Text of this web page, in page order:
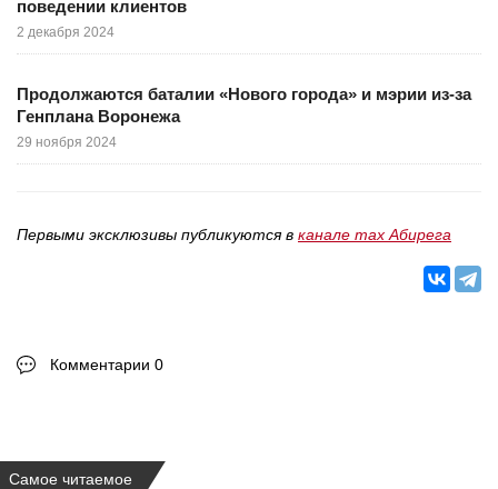
поведении клиентов
2 декабря 2024
Продолжаются баталии «Нового города» и мэрии из-за
Генплана Воронежа
29 ноября 2024
Первыми эксклюзивы публикуются в канале max Абирега
Комментарии 0
Самое читаемое